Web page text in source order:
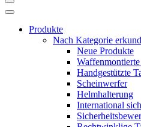
Produkte
Nach Kategorie
Neue Produkte
Handgestützte
Scheinwerfer
Helmhalterung
International